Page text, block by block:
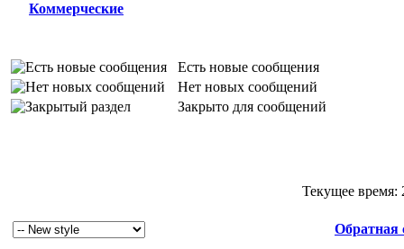
Коммерческие
Есть новые сообщения
Нет новых сообщений
Закрыто для сообщений
Текущее время:
Обратная